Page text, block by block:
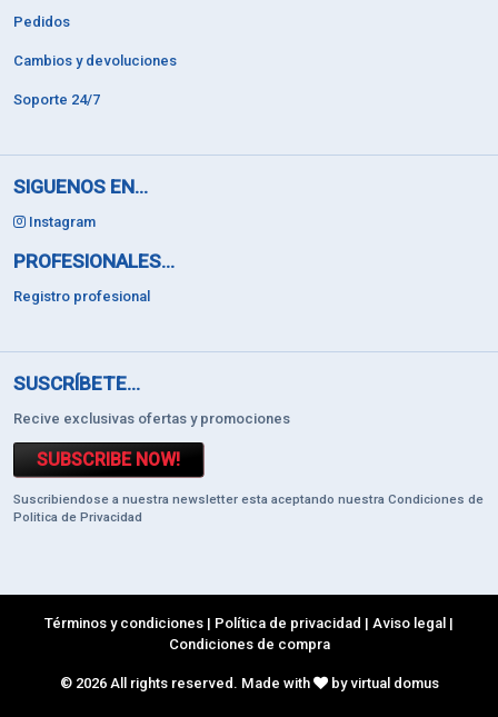
Pedidos
Cambios y devoluciones
Soporte 24/7
SIGUENOS EN...
Instagram
PROFESIONALES...
Registro profesional
SUSCRÍBETE...
Recive exclusivas ofertas y promociones
SUBSCRIBE NOW!
Suscribiendose a nuestra newsletter esta aceptando nuestra Condiciones de
Politica de Privacidad
Términos y condiciones | Política de privacidad | Aviso legal |
Condiciones de compra
© 2026 All rights reserved. Made with by virtual domus